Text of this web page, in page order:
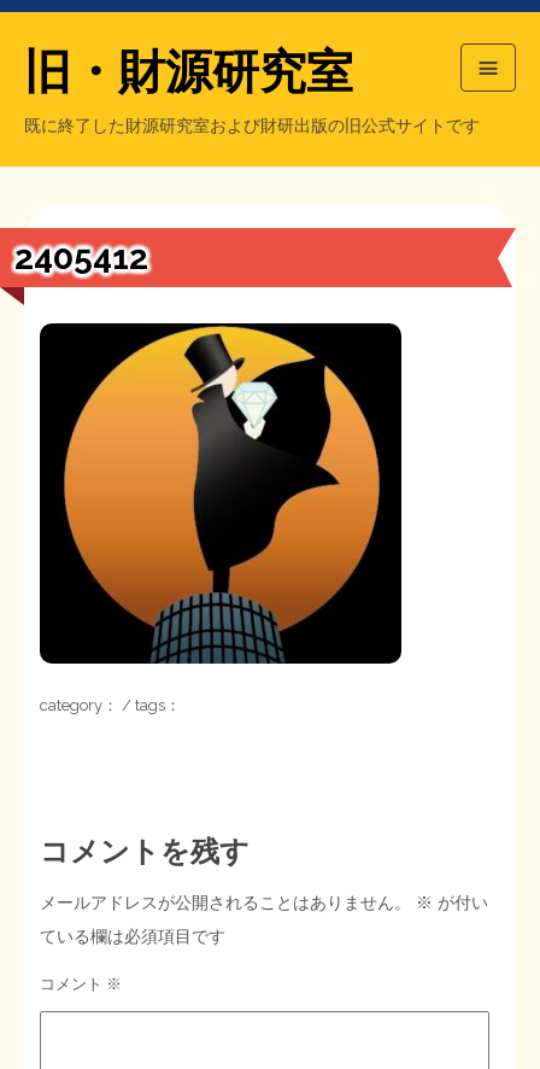
【国の、本当の】財源チラシ／旧・財源研究室
シン財源はあなたです／合同誌／旧・サブカル分室
日本経済を解説するヤンキー／MIHANAマンガ／旧・財研出版
もっと知りたい方へ
マネクリ戦士 RED & BLACK
MMTの学習資料
STOPインボイス作品集
たかの経世済民イラスト集
用語集
旧・財源研究室
既に終了した財源研究室および財研出版の旧公式サイトです
旧・財源研究室について
チラシ発行部数
会計報告
旧・財研出版について
会計報告
2405412
category： / tags：
コメントを残す
メールアドレスが公開されることはありません。 ※ が付い
ている欄は必須項目です
コメント ※